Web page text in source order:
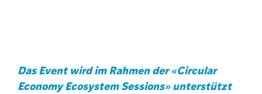
Das Event wird im Rahmen der «Circular
Economy Ecosystem Sessions» unterstützt